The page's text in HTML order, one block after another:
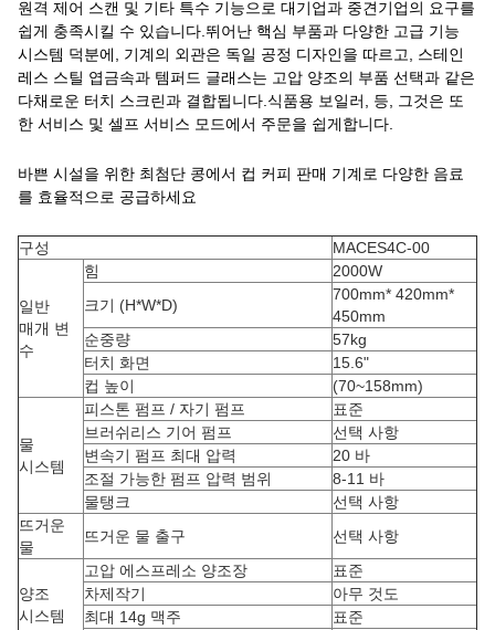
원격 제어 스캔 및 기타 특수 기능으로 대기업과 중견기업의 요구를
쉽게 충족시킬 수 있습니다.뛰어난 핵심 부품과 다양한 고급 기능
시스템 덕분에, 기계의 외관은 독일 공정 디자인을 따르고, 스테인
레스 스틸 엽금속과 템퍼드 글래스는 고압 양조의 부품 선택과 같은
다채로운 터치 스크린과 결합됩니다.식품용 보일러, 등, 그것은 또
한 서비스 및 셀프 서비스 모드에서 주문을 쉽게합니다.
바쁜 시설을 위한 최첨단 콩에서 컵 커피 판매 기계로 다양한 음료
를 효율적으로 공급하세요
구성 MACES4C-00
일반
매개 변
수
힘
2000W
크기 (H*W*D)
700mm* 420mm*
450mm
순중량
57kg
터치 화면
15.6"
컵 높이
(70~158mm)
물
시스템
피스톤 펌프 / 자기 펌프
표준
브러쉬리스 기어 펌프
선택 사항
변속기 펌프 최대 압력
20 바
조절 가능한 펌프 압력 범위
8-11 바
물탱크
선택 사항
뜨거운
물
뜨거운 물 출구 선택 사항
양조
시스템
고압 에스프레소 양조장
표준
차제작기
아무 것도
최대 14g 맥주
표준